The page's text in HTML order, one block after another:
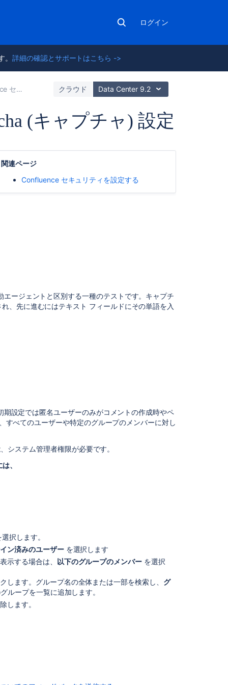
ログイン
。詳細の確認とサポートはこちら ->
を設定する クラウド Data Center 9.2
(キャプチャ) 設定
関連ページ
Confluence セキュリティを設定する
エージェントと区別する一種のテストです。キャプチ
、先に進むにはテキスト フィールドにその単語を入
設定では匿名ユーザーのみがコメントの作成時やペ
べてのユーザーや特定のグループのメンバーに対し
システム管理者権限が必要です。
、
選択します。
ン済みのユーザーを選択します
示する場合は、 以下のグループのメンバーを選択
します。グループ名の全体または一部を検索し、 グ
ループを一覧に追加します。
します。